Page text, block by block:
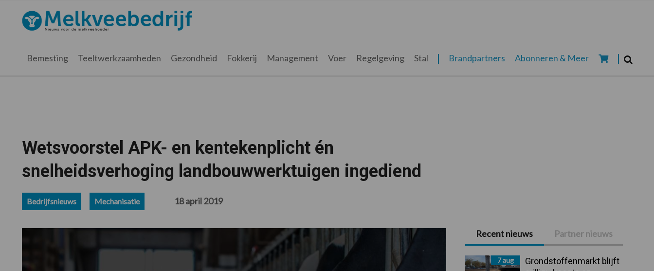
hoofdnavigatie
hoofd
eerste
voettekst
Melkveebedrijf.nl
Bemesting Teeltwerkzaamheden Gezondheid Fokkerij Management Voer Regelgeving Stal Brandpartners Abonneren & Meer
Wetsvoorstel APK- en kentekenplicht én
snelheidsverhoging landbouwwerktuigen ingediend
Bedrijfsnieuws Mechanisatie 18 april 2019
Primaire
Sidebar
Recent nieuws Partner nieuws
7 aug
Grondstoffenmarkt blijft